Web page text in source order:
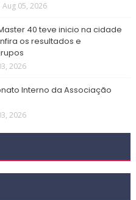
Aug 05, 2026
40 teve inicio na cidade
os resultados e
2026
Interno da Associação
2026